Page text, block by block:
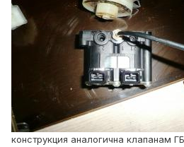
конструкция аналогична клапанам